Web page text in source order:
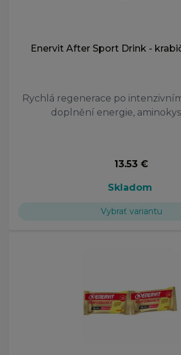
Enervit After Sport Drink -
Rychlá regenerace po
doplnění energie,
13.53 €
Skladom
Vybrať variantu